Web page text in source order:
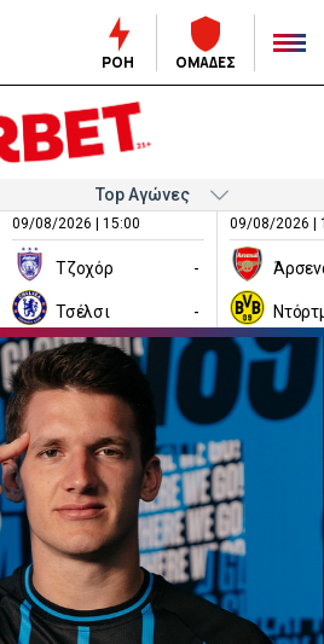
ΡΟΗ ΟΜΑΔΕΣ
09/08/2026 | 15:00
Τζοχόρ -
Τσέλσι -
09/08/2026 |